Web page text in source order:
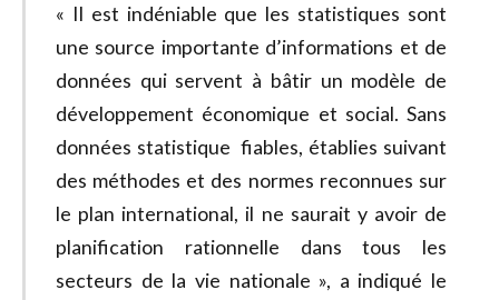
« Il est indéniable que les statistiques sont
une source importante d’informations et de
données qui servent à bâtir un modèle de
développement économique et social. Sans
données statistique fiables, établies suivant
des méthodes et des normes reconnues sur
le plan international, il ne saurait y avoir de
planification rationnelle dans tous les
secteurs de la vie nationale », a indiqué le